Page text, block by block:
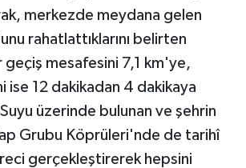
merkezde meydana gelen
rahatlattıklarını belirten
geçiş mesafesini 7,1 km'ye,
ise 12 dakikadan 4 dakikaya
üzerinde bulunan ve şehrin
Grubu Köprüleri'nde de tarihî
gerçekleştirerek hepsini